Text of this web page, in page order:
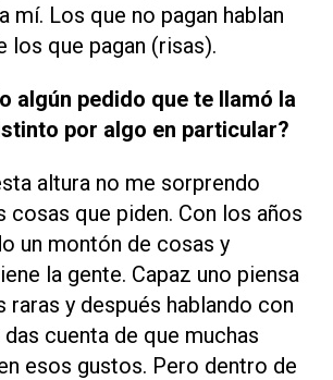
mí. Los que no pagan hablan
los que pagan (risas).
algún pedido que te llamó la
por algo en particular?
altura no me sorprendo
cosas que piden. Con los años
un montón de cosas y
la gente. Capaz uno piensa
raras y después hablando con
cuenta de que muchas
esos gustos. Pero dentro de